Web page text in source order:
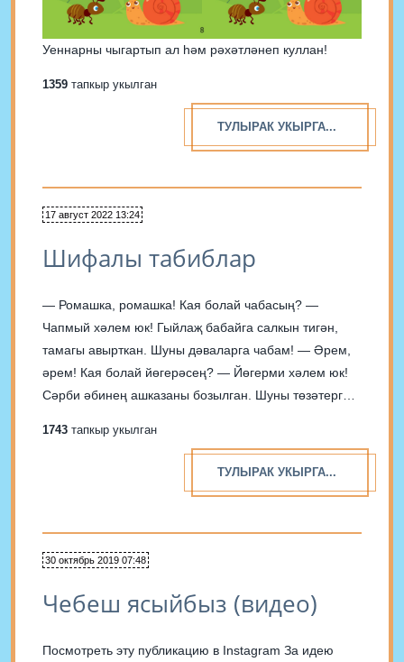
Уеннарны чыгартып ал һәм рәхәтләнеп куллан!
1359 тапкыр укылган
ТУЛЫРАК УКЫРГА...
17 август 2022 13:24
Шифалы табиблар
— Ромашка, ромашка! Кая болай чабасың? —
Чапмый хәлем юк! Гыйлаҗ бабайга салкын тигән,
тамагы авырткан. Шуны дәваларга чабам! — Әрем,
әрем! Кая болай йөгерәсең? — Йөгерми хәлем юк!
Сәрби әбинең ашказаны бозылган. Шуны төзәтергә
1743 тапкыр укылган
ТУЛЫРАК УКЫРГА...
30 октябрь 2019 07:48
Чебеш ясыйбыз (видео)
Посмотреть эту публикацию в Instagram За идею